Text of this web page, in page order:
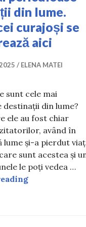
din lume.
curajoși se
aici
ELENA MATEI
sunt cele mai
destinații din lume?
ele au fost chiar
având în
lume și-a pierdut
sunt acestea și
le poți vedea …
Cele mai